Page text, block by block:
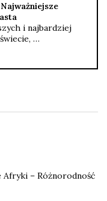
i najbardziej
…
– Różnorodność